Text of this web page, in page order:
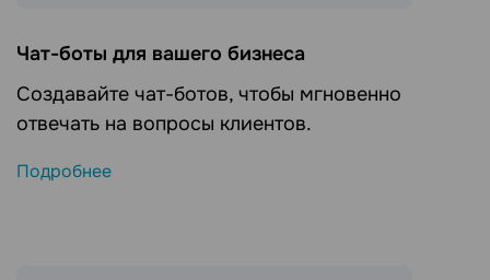
Чат-боты для вашего бизнеса
Создавайте чат-ботов, чтобы мгновенно
отвечать на вопросы клиентов.
Подробнее